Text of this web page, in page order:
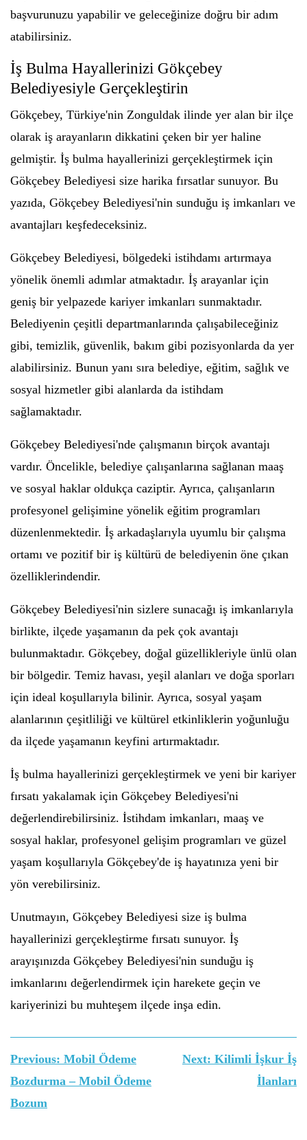
başvurunuzu yapabilir ve geleceğinize doğru bir adım
atabilirsiniz.
İş Bulma Hayallerinizi Gökçebey
Belediyesiyle Gerçekleştirin
Gökçebey, Türkiye'nin Zonguldak ilinde yer alan bir ilçe
olarak iş arayanların dikkatini çeken bir yer haline
gelmiştir. İş bulma hayallerinizi gerçekleştirmek için
Gökçebey Belediyesi size harika fırsatlar sunuyor. Bu
yazıda, Gökçebey Belediyesi'nin sunduğu iş imkanları ve
avantajları keşfedeceksiniz.
Gökçebey Belediyesi, bölgedeki istihdamı artırmaya
yönelik önemli adımlar atmaktadır. İş arayanlar için
geniş bir yelpazede kariyer imkanları sunmaktadır.
Belediyenin çeşitli departmanlarında çalışabileceğiniz
gibi, temizlik, güvenlik, bakım gibi pozisyonlarda da yer
alabilirsiniz. Bunun yanı sıra belediye, eğitim, sağlık ve
sosyal hizmetler gibi alanlarda da istihdam
sağlamaktadır.
Gökçebey Belediyesi'nde çalışmanın birçok avantajı
vardır. Öncelikle, belediye çalışanlarına sağlanan maaş
ve sosyal haklar oldukça caziptir. Ayrıca, çalışanların
profesyonel gelişimine yönelik eğitim programları
düzenlenmektedir. İş arkadaşlarıyla uyumlu bir çalışma
ortamı ve pozitif bir iş kültürü de belediyenin öne çıkan
özelliklerindendir.
Gökçebey Belediyesi'nin sizlere sunacağı iş imkanlarıyla
birlikte, ilçede yaşamanın da pek çok avantajı
bulunmaktadır. Gökçebey, doğal güzellikleriyle ünlü olan
bir bölgedir. Temiz havası, yeşil alanları ve doğa sporları
için ideal koşullarıyla bilinir. Ayrıca, sosyal yaşam
alanlarının çeşitliliği ve kültürel etkinliklerin yoğunluğu
da ilçede yaşamanın keyfini artırmaktadır.
İş bulma hayallerinizi gerçekleştirmek ve yeni bir kariyer
fırsatı yakalamak için Gökçebey Belediyesi'ni
değerlendirebilirsiniz. İstihdam imkanları, maaş ve
sosyal haklar, profesyonel gelişim programları ve güzel
yaşam koşullarıyla Gökçebey'de iş hayatınıza yeni bir
yön verebilirsiniz.
Unutmayın, Gökçebey Belediyesi size iş bulma
hayallerinizi gerçekleştirme fırsatı sunuyor. İş
arayışınızda Gökçebey Belediyesi'nin sunduğu iş
imkanlarını değerlendirmek için harekete geçin ve
kariyerinizi bu muhteşem ilçede inşa edin.
Yazı
gezinmesi
Previous: Mobil Ödeme
Bozdurma – Mobil Ödeme
Bozum
Next: Kilimli İşkur İş
İlanları